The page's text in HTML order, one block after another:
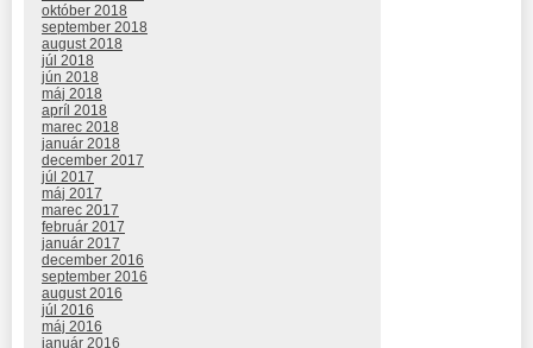
október 2018
september 2018
august 2018
júl 2018
jún 2018
máj 2018
apríl 2018
marec 2018
január 2018
december 2017
júl 2017
máj 2017
marec 2017
február 2017
január 2017
december 2016
september 2016
august 2016
júl 2016
máj 2016
január 2016